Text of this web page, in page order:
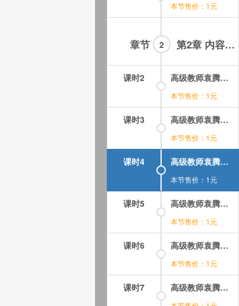
本节售价：1元
章节 第2章 内容如下：高级教师袁腾飞高考系列讲座聚当代政治格局视频课程全集-02-08集
2
课时2 高级教师袁腾飞高考系列讲座-聚当代政治格局：02.mp4
本节售价：1元
课时3 高级教师袁腾飞高考系列讲座-聚当代政治格局：03.mp4
本节售价：1元
课时4 高级教师袁腾飞高考系列讲座-聚当代政治格局：04.mp4
本节售价：1元
课时5 高级教师袁腾飞高考系列讲座-聚当代政治格局：05.mp4
本节售价：1元
课时6 高级教师袁腾飞高考系列讲座-聚当代政治格局：06.mp4
本节售价：1元
课时7 高级教师袁腾飞高考系列讲座-聚当代政治格局：02.mp4